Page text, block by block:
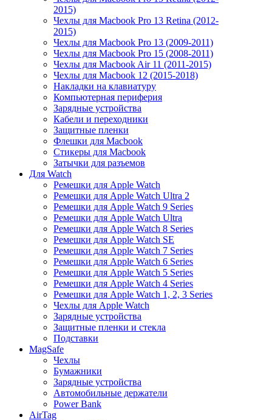
2015)
Чехлы для Macbook Pro 13 Retina (2012-
2015)
Чехлы для Macbook Pro 13 (2009-2011)
Чехлы для Macbook Pro 15 (2008-2011)
Чехлы для Macbook Air 11 (2011-2015)
Чехлы для Macbook 12 (2015-2018)
Накладки на клавиатуру
Компьютерная периферия
Зарядные устройства
Кабели и переходники
Защитные пленки
Флешки для Macbook
Стикеры для Macbook
Затычки для разъемов
Для Watch
Ремешки для Apple Watch
Ремешки для Apple Watch Ultra 2
Ремешки для Apple Watch 9 Series
Ремешки для Apple Watch Ultra
Ремешки для Apple Watch 8 Series
Ремешки для Apple Watch SE
Ремешки для Apple Watch 7 Series
Ремешки для Apple Watch 6 Series
Ремешки для Apple Watch 5 Series
Ремешки для Apple Watch 4 Series
Ремешки для Apple Watch 1, 2, 3 Series
Чехлы для Apple Watch
Зарядные устройства
Защитные пленки и стекла
Подставки
MagSafe
Чехлы
Бумажники
Зарядные устройства
Автомобильные держатели
Power Bank
AirTag